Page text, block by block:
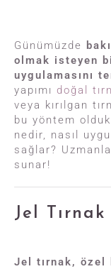
Günümüzde
olmak isteyen
uygulamasını
yapımı doğal
veya kırılgan
bu yöntem
nedir, nasıl
sağlar?
sunar!
Jel
Jel tırnak, özel